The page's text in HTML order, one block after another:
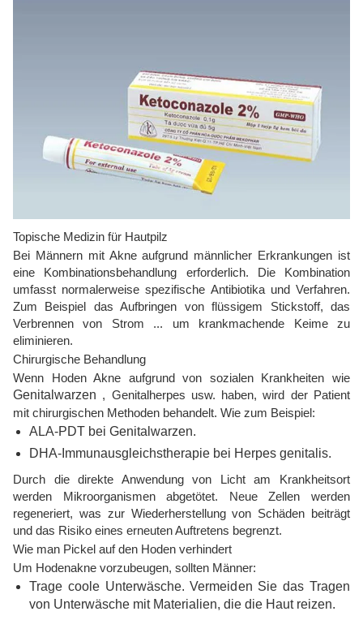
Topische Medizin für Hautpilz
Bei Männern mit Akne aufgrund männlicher Erkrankungen ist
eine Kombinationsbehandlung erforderlich. Die Kombination
umfasst normalerweise spezifische Antibiotika und Verfahren.
Zum Beispiel das Aufbringen von flüssigem Stickstoff, das
Verbrennen von Strom ... um krankmachende Keime zu
eliminieren.
Chirurgische Behandlung
Wenn Hoden Akne aufgrund von sozialen Krankheiten wie
Genitalwarzen , Genitalherpes usw. haben, wird der Patient
mit chirurgischen Methoden behandelt. Wie zum Beispiel:
ALA-PDT bei Genitalwarzen.
DHA-Immunausgleichstherapie bei Herpes genitalis.
Durch die direkte Anwendung von Licht am Krankheitsort
werden Mikroorganismen abgetötet. Neue Zellen werden
regeneriert, was zur Wiederherstellung von Schäden beiträgt
und das Risiko eines erneuten Auftretens begrenzt.
Wie man Pickel auf den Hoden verhindert
Um Hodenakne vorzubeugen, sollten Männer:
Trage coole Unterwäsche. Vermeiden Sie das Tragen
von Unterwäsche mit Materialien, die die Haut reizen.